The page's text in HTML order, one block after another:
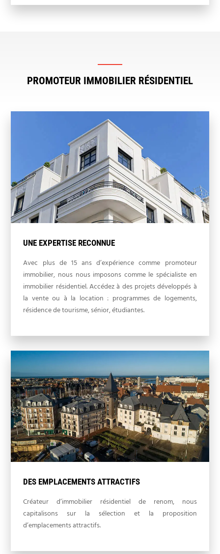
PROMOTEUR IMMOBILIER RÉSIDENTIEL
UNE EXPERTISE RECONNUE
Avec plus de 15 ans d’expérience comme promoteur
immobilier, nous nous imposons comme le spécialiste en
immobilier résidentiel. Accédez à des projets développés à
la vente ou à la location : programmes de logements,
résidence de tourisme, sénior, étudiantes.
DES EMPLACEMENTS ATTRACTIFS
Créateur d’immobilier résidentiel de renom, nous
capitalisons sur la sélection et la proposition
d’emplacements attractifs.